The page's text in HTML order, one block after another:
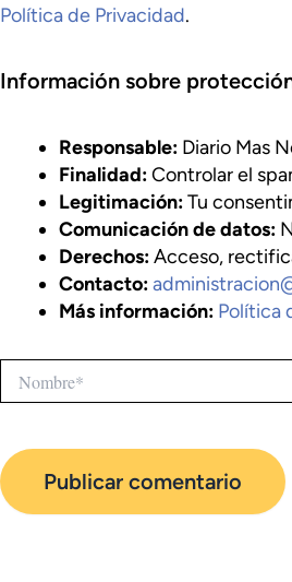
Política de Privacidad.
Información sobre
Responsable: Diario Mas
Finalidad:Controlar el
Legitimación:Tu
Comunicación de datos:
Derechos:Acceso,
Contacto:
Más información: Política